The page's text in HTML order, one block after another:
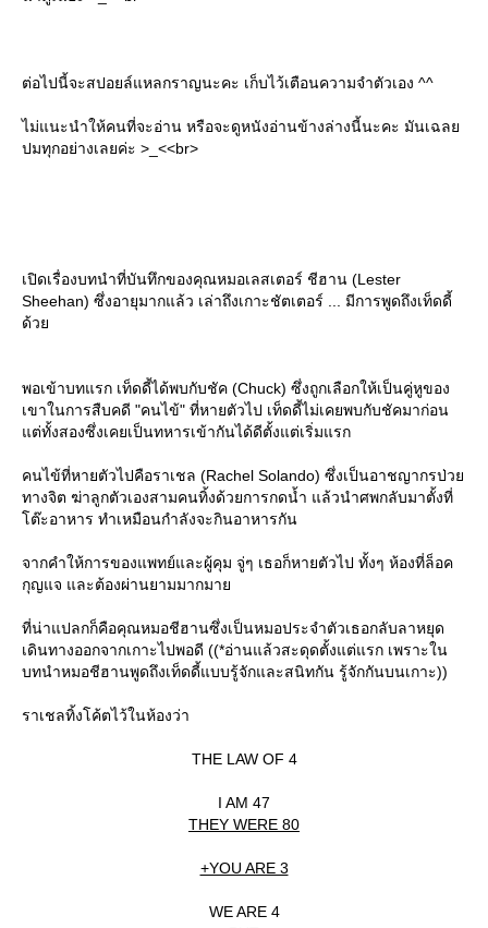
ต่อไปนี้จะสปอยล์แหลกราญนะคะ เก็บไว้เตือนความจำตัวเอง ^^
ไม่แนะนำให้คนที่จะอ่าน หรือจะดูหนังอ่านข้างล่างนี้นะคะ มันเฉล
ปมทุกอย่างเลยค่ะ >_<<br>
เปิดเรื่องบทนำที่บันทึกของคุณหมอเลสเตอร์ ชีฮาน (Lester
Sheehan) ซึ่งอายุมากแล้ว เล่าถึงเกาะชัตเตอร์ ... มีการพูดถึงเท็ดดี้
ด้ว
พอเข้าบทแรก เท็ดดี้ได้พบกับชัค (Chuck) ซึ่งถูกเลือกให้เป็นคู่หูของ
เขาในการสืบคดี "คนไข้" ที่หายตัวไป เท็ดดี้ไม่เคยพบกับชัคมาก่อน
ต่ทั้งสองซึ่งเคยเป็นทหารเข้ากันได้ดีตั้งแต่เริ่มแรก
คนไข้ที่หายตัวไปคือราเชล (Rachel Solando) ซึ่งเป็นอาชญากรป่ว
ทางจิต ฆ่าลูกตัวเองสามคนทิ้งด้วยการกดน้ำ แล้วนำศพกลับมาตั้งที่
ต๊ะอาหาร ทำเหมือนกำลังจะกินอาหารกัน
จากคำให้การของแพทย์และผู้คุม จู่ๆ เธอก็หายตัวไป ทั้งๆ ห้องที่ล็อค
กุญแจ และต้องผ่านยามมากมา
ที่น่าแปลกก็คือคุณหมอชีฮานซึ่งเป็นหมอประจำตัวเธอกลับลาหยุด
เดินทางออกจากเกาะไปพอดี ((*อ่านแล้วสะดุดตั้งแต่แรก เพราะใน
บทนำหมอชีฮานพูดถึงเท็ดดี้แบบรู้จักและสนิทกัน รู้จักกันบนเกาะ))
ราเชลทิ้งโค้ตไว้ในห้องว่า
THE LAW OF 4
I AM 47
THEY WERE 80
+YOU ARE 3
WE ARE 4